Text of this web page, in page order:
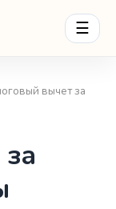
☰
вычет за